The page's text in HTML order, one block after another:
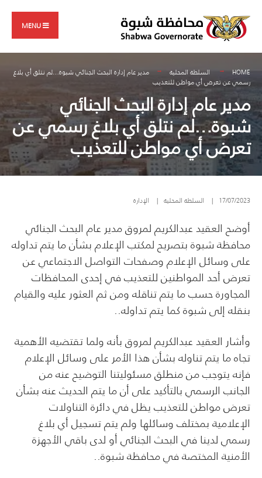
content
MENU
HOME السلطة المحلية
مدير عام إدارة البحث الجنائي شبوة…لم نتلق أي بلاغ
رسمي عن تعرض أي مواطن للتعذيب
مدير عام إدارة البحث الجنائي
شبوة…لم نتلق أي بلاغ رسمي عن
تعرض أي مواطن للتعذيب
17/07/2023
| السلطة المحلية | الإدارة
أوضح العقيد عبدالكريم لمروق مدير عام البحث الجنائي
محافظة شبوة بتصريح لمكتب الإعلام بشأن ما يتم تداوله
على وسائل الإعلام وصفحات التواصل الاجتماعي عن
تعرض أحد المواطنين للتعذيب في إحدى المحافظات
المجاورة حسب ما يتم تناقله ومن ثم العثور عليه والقيام
بنقله إلى شبوة كما يتم تداوله..
وأشار العقيد عبدالكريم لمروق بأنه ولما تقتضيه الأهمية
تجاه ما يتم تناوله بشأن هذا الأمر على وسائل الإعلام
فإنه يتوجب من منطلق مسئوليتنا التوضيح عنه من
الجانب الرسمي بالتأكيد على أن ما يتم الحديث عنه بشأن
تعرض مواطن للتعذيب يظل في دائرة التناولات
الإعلامية بمختلف وسائلها ولم يتم تسجيل أي بلاغ
رسمي لدينا في البحث الجنائي أو لدى باقي الأجهزة
الأمنية المختصة في محافظة شبوة..
for: